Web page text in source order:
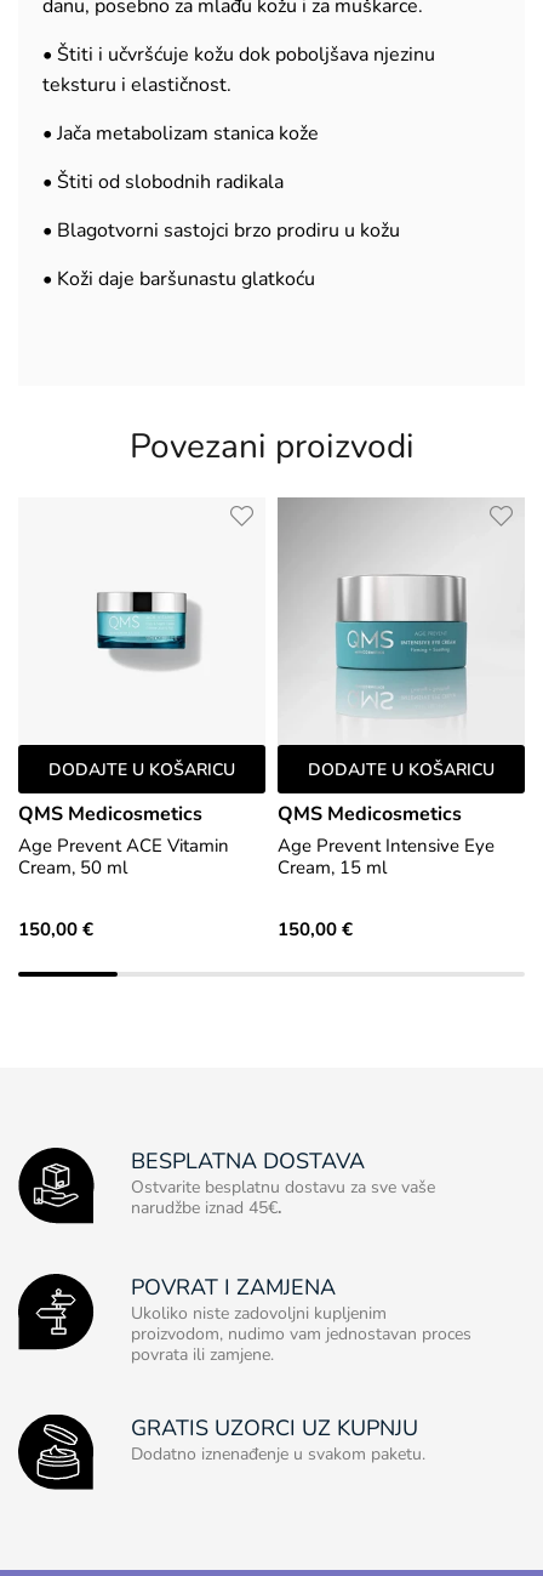
danu, posebno za mlađu kožu i za muškarce.
• Štiti i učvršćuje kožu dok poboljšava njezinu
teksturu i elastičnost.
• Jača metabolizam stanica kože
• Štiti od slobodnih radikala
• Blagotvorni sastojci brzo prodiru u kožu
• Koži daje baršunastu glatkoću
Povezani proizvodi
DODAJTE U KOŠARICU
QMS Medicosmetics
Age Prevent ACE Vitamin
Cream, 50 ml
150,00 €
DODAJTE U KOŠARICU
QMS Medicosmetics
Age Prevent Intensive Eye
Cream, 15 ml
150,00 €
BESPLATNA DOSTAVA
Ostvarite besplatnu dostavu za sve vaše
narudžbe iznad 45€.
POVRAT I ZAMJENA
Ukoliko niste zadovoljni kupljenim
proizvodom, nudimo vam jednostavan proces
povrata ili zamjene.
GRATIS UZORCI UZ KUPNJU
Dodatno iznenađenje u svakom paketu.